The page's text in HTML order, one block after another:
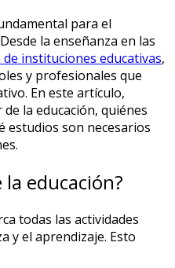
para el
la enseñanza en las
instituciones educativas,
y profesionales que
En este artículo,
la educación, quiénes
estudios son necesarios
la educación?
todas las actividades
y el aprendizaje. Esto